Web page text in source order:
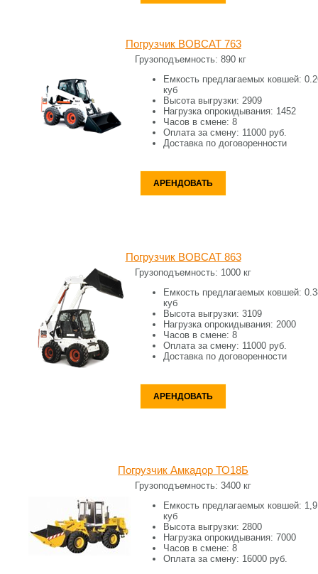
Погрузчик BOBCAT 763
Грузоподъемность: 890 кг
Емкость предлагаемых ковшей:
куб
Высота выгрузки: 2909
Нагрузка опрокидывания: 1452
Часов в смене: 8
Оплата за смену: 11000 руб.
Доставка по договоренности
АРЕНДОВАТЬ
Погрузчик BOBCAT 863
Грузоподъемность: 1000 кг
Емкость предлагаемых ковшей:
куб
Высота выгрузки: 3109
Нагрузка опрокидывания: 2000
Часов в смене: 8
Оплата за смену: 11000 руб.
Доставка по договоренности
АРЕНДОВАТЬ
Погрузчик Амкадор ТО18Б
Грузоподъемность: 3400 кг
Емкость предлагаемых ковшей:
куб
Высота выгрузки: 2800
Нагрузка опрокидывания: 7000
Часов в смене: 8
Оплата за смену: 16000 руб.